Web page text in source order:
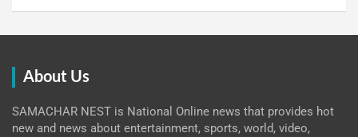
About Us
SAMACHAR NEST is National Online news that provides hot
new and news about entertainment, sports, world, video,